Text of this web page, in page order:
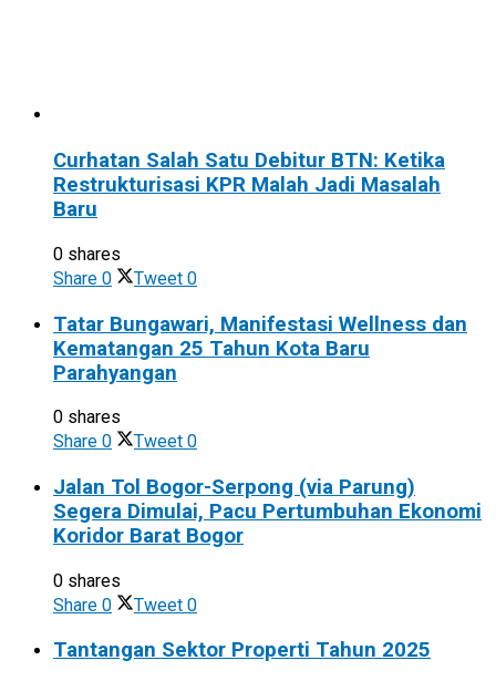
Curhatan Salah Satu Debitur BTN: Ketika
Restrukturisasi KPR Malah Jadi Masalah
Baru
0 shares
Share 0 Tweet 0
Tatar Bungawari, Manifestasi Wellness dan
Kematangan 25 Tahun Kota Baru
Parahyangan
0 shares
Share 0 Tweet 0
Jalan Tol Bogor-Serpong (via Parung)
Segera Dimulai, Pacu Pertumbuhan Ekonomi
Koridor Barat Bogor
0 shares
Share 0 Tweet 0
Tantangan Sektor Properti Tahun 2025